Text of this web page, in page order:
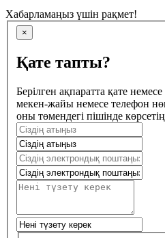
Хабарламаңыз үшін рақмет!
×
Қате тапты?
Берілген ақпаратта қате
мекен-жайы немесе телефон
оны төмендегі пішінде